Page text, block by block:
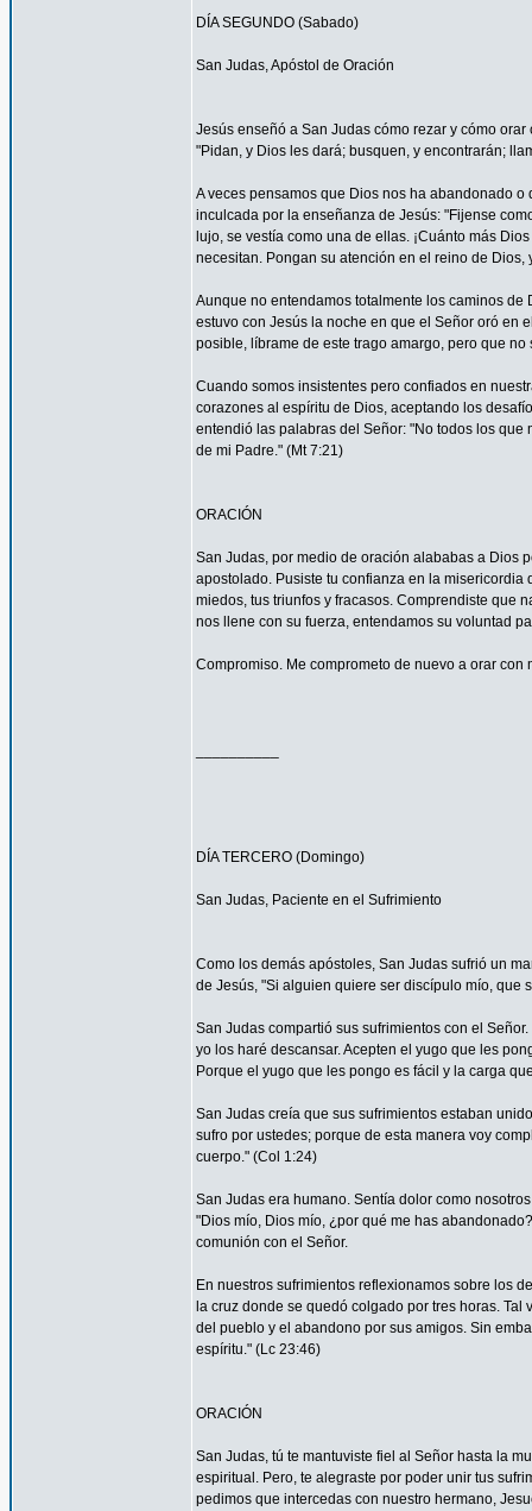
DÍA SEGUNDO (Sabado)
San Judas, Apóstol de Oración
Jesús enseñó a San Judas cómo rezar y cómo
"Pidan, y Dios les dará; busquen, y encontrarán;
A veces pensamos que Dios nos ha abandonado
inculcada por la enseñanza de Jesús: "Fijense
lujo, se vestía como una de ellas. ¡Cuánto más
necesitan. Pongan su atención en el reino de
Aunque no entendamos totalmente los caminos
estuvo con Jesús la noche en que el Señor oró en
posible, líbrame de este trago amargo, pero que
Cuando somos insistentes pero confiados en
corazones al espíritu de Dios, aceptando los
entendió las palabras del Señor: "No todos los
de mi Padre." (Mt 7:21)
ORACIÓN
San Judas, por medio de oración alababas a Dios
apostolado. Pusiste tu confianza en la
miedos, tus triunfos y fracasos. Comprendiste que
nos llene con su fuerza, entendamos su voluntad
Compromiso. Me comprometo de nuevo a orar
DÍA TERCERO (Domingo)
San Judas, Paciente en el Sufrimiento
Como los demás apóstoles, San Judas sufrió un
de Jesús, "Si alguien quiere ser discípulo mío, que
San Judas compartió sus sufrimientos con el
yo los haré descansar. Acepten el yugo que les
Porque el yugo que les pongo es fácil y la carga
San Judas creía que sus sufrimientos estaban
sufro por ustedes; porque de esta manera voy
cuerpo." (Col 1:24)
San Judas era humano. Sentía dolor como
"Dios mío, Dios mío, ¿por qué me has
comunión con el Señor.
En nuestros sufrimientos reflexionamos sobre los
la cruz donde se quedó colgado por tres horas.
del pueblo y el abandono por sus amigos. Sin
espíritu." (Lc 23:46)
ORACIÓN
San Judas, tú te mantuviste fiel al Señor hasta la
espiritual. Pero, te alegraste por poder unir tus
pedimos que intercedas con nuestro hermano,